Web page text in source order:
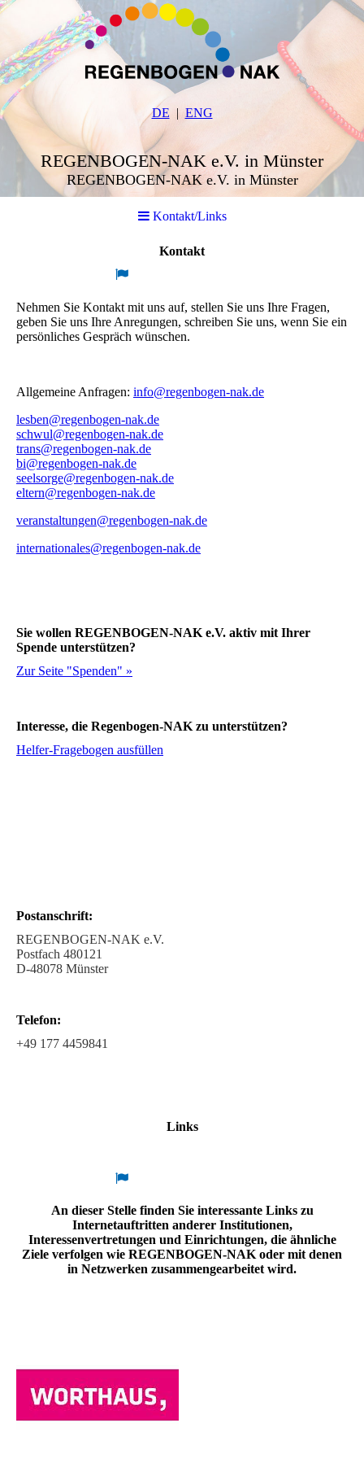
DE ENG
REGENBOGEN-NAK e.V. in Münster
REGENBOGEN-NAK e.V. in Münster
Kontakt/Links
Kontakt
Nehmen Sie Kontakt mit uns auf, stellen Sie uns Ihre Fragen,
geben Sie uns Ihre Anregungen, schreiben Sie uns, wenn Sie ein
persönliches Gespräch wünschen.
Allgemeine Anfragen: info@regenbogen-nak.de
lesben@regenbogen-nak.de
schwul@regenbogen-nak.de
trans@regenbogen-nak.de
bi@regenbogen-nak.de
seelsorge@regenbogen-nak.de
eltern@regenbogen-nak.de
veranstaltungen@regenbogen-nak.de
internationales@regenbogen-nak.de
Sie wollen REGENBOGEN-NAK e.V. aktiv mit Ihrer
Spende unterstützen?
Zur Seite "Spenden" »
Interesse, die Regenbogen-NAK zu unterstützen?
Helfer-Fragebogen ausfüllen
Postanschrift:
REGENBOGEN-NAK e.V.
Postfach 480121
D-48078 Münster
Telefon:
+49 177 4459841
Links
An dieser Stelle finden Sie interessante Links zu
Internetauftritten anderer Institutionen,
Interessenvertretungen und Einrichtungen, die ähnliche
Ziele verfolgen wie REGENBOGEN-NAK oder mit denen
in Netzwerken zusammengearbeitet wird.